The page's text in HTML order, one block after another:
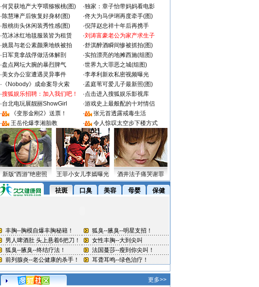
·何炅获地产大亨喂猕猴桃(图) ·独家：章子怡带妈妈看电影
·陈慧琳产后恢复好身材(图) ·佟大为马伊琍再度牵手(图)
·殷桃街头休闲装秀性感(图) ·倪萍赵忠祥十年后再携手
·范冰冰红地毯服装皆为租赁 ·刘涛富豪老公为家产求生子
·姚晨与老公素颜乘地铁被拍 ·舒淇醉酒瞬间惨被抓拍(图)
· 日军竟拿战俘做活体解剖 ·实拍漂亮的地摊西施(组图)
·盘点网坛大腕的暴烈脾气 ·世界九大罪恶之城(组图)
·美女办公室遭遇灵异事件 ·李孝利新欢私密视频曝光
· 《Nobody》成命案导火索 ·孟庭苇可爱儿子最新照(图)
·搜狐娱乐招聘：加入我们吧！ ·点击进入搜狐娱乐影视库
·台北电玩展靓丽ShowGirl ·游戏史上最般配的十对情侣
·
《变形金刚2》送票！ ·
张元首透露戒毒生活
·
王岳伦爆李湘胎教 · 令人惊叹太空步下楼方式
新版“西游”绝密照 王菲小女儿李嫣曝光 酒井法子痛哭谢罪
更多>>